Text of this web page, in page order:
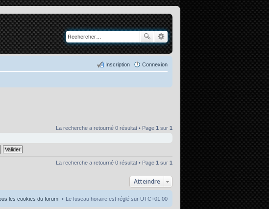
Connexion
Inscription
La recherche a retourné 0 résultat • Page 1 sur 1
La recherche a retourné 0 résultat • Page 1 sur 1
Atteindre
Le fuseau horaire est réglé sur UTC+01:00
les cookies du forum